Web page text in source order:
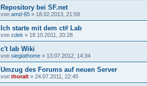
Repository bei SF.net
von amd-65 » 18.02.2013, 21:59
Ich starte mit dem ct# Lab
von cdek » 18.10.2011, 20:28
c't lab Wiki
von siegiathome » 13.07.2012, 14:34
Umzug des Forums auf neuen Server
von thoralt » 24.07.2011, 22:45